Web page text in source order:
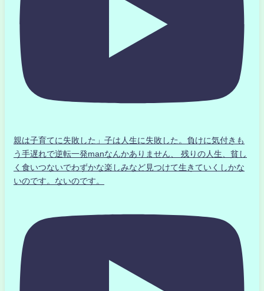
親は子育てに失敗した」子は人生に失敗した。負けに気付きも
う手遅れで逆転一発manなんかありません、 残りの人生、貧し
く食いつないでわずかな楽しみなど見つけて生きていくしかな
いのです。ないのです。